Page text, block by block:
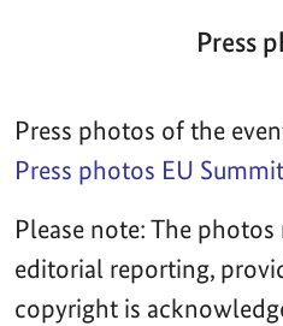
Press
Press photos of the
Press photos EU
Please note: The
editorial reporting,
copyright is